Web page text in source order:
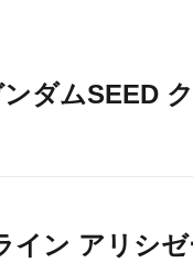
ダムSEED
イン アリシ